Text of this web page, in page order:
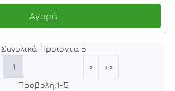
Αγορά
Συνολικά Προιόντα:5
1 >
>>
Προβολή:1-5